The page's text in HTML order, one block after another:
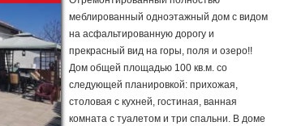
меблированный одноэтажный дом с видом
на асфальтированную дорогу и
прекрасный вид на горы, поля и озеро!!
Дом общей площадью 100 кв.м. со
следующей планировкой: прихожая,
столовая с кухней, гостиная, ванная
комната с туалетом и три спальни. В доме